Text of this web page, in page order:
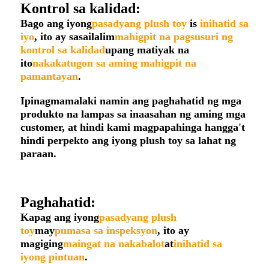
Kontrol sa kalidad:
Bago ang iyongpasadyang plush toy is inihatid sa
iyo, ito ay sasailalimmahigpit na pagsusuri ng
kontrol sa kalidadupang matiyak na
itonakakatugon sa aming mahigpit na
pamantayan.
Ipinagmamalaki namin ang paghahatid ng mga
produkto na lampas sa inaasahan ng aming mga
customer, at hindi kami magpapahinga hangga't
hindi perpekto ang iyong plush toy sa lahat ng
paraan.
Paghahatid:
Kapag ang iyongpasadyang plush
toymaypumasa sa inspeksyon, ito ay
magigingmaingat na nakabalotatinihatid sa
iyong pintuan.